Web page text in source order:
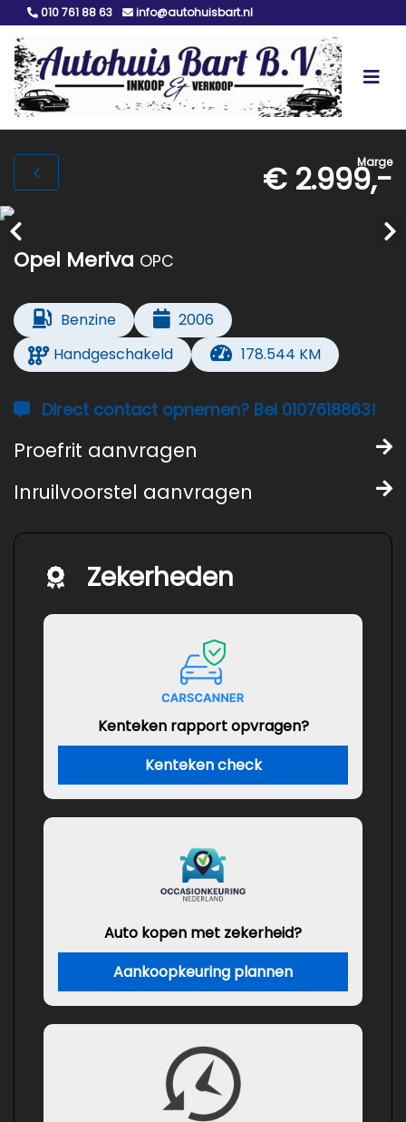
010 761 88 63 info@autohuisbart.nl
Marge
€ 2.999,-
Opel Meriva OPC
Benzine
2006
Handgeschakeld
178.544 KM
Direct contact opnemen? Bel 0107618863!
Proefrit aanvragen
Inruilvoorstel aanvragen
Zekerheden
Kenteken rapport opvragen?
Kenteken check
Auto kopen met zekerheid?
Aankoopkeuring plannen